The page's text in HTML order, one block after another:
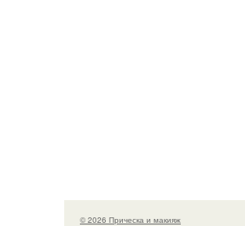
© 2026 Прическа и макияж